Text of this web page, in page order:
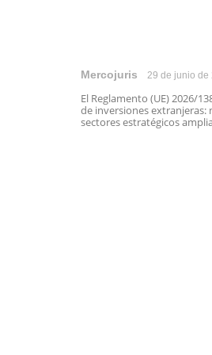
Mercojuris 29 de junio de
El Reglamento (UE) 2026/
de inversiones extranjeras:
sectores estratégicos